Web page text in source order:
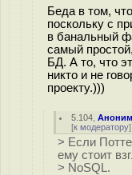
Беда в том,
поскольку с
в банальный
самый
БД. А то, что
никто и не
проекту.)))
5.104 ,Аноним
[к модератору]
> Если
ему стоит
> NoSQL.